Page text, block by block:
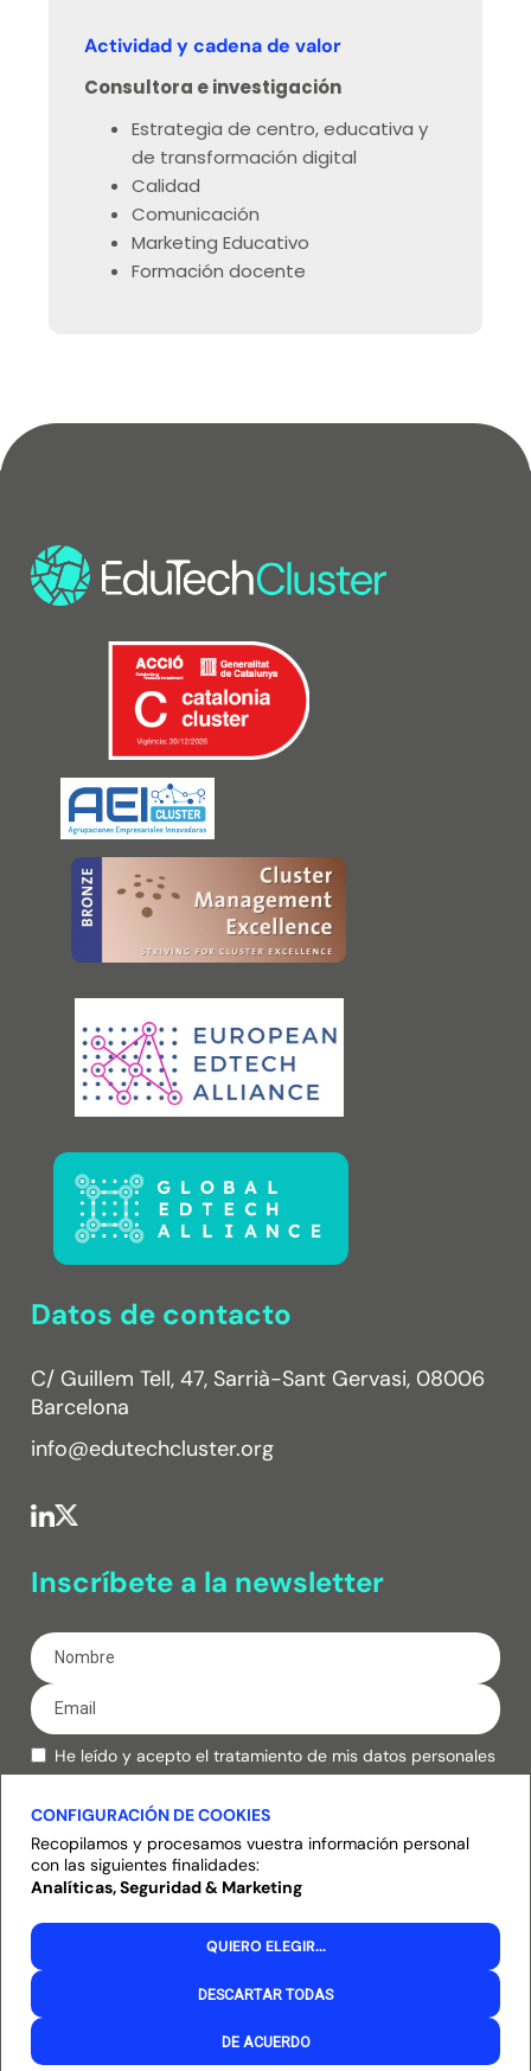
Actividad y cadena de valor
Consultora e investigación
Estrategia de centro, educativa y
de transformación digital
Calidad
Comunicación
Marketing Educativo
Formación docente
Datos de contacto
C/ Guillem Tell, 47, Sarrià-Sant Gervasi, 08006
Barcelona
info@edutechcluster.org
Inscríbete a la newsletter
He leído y acepto el tratamiento de mis datos personales
de acuerdo con lapolítica de privacidad.
Política de privacidad
Aviso legal
Powered and designed by Timtul
CONFIGURACIÓN DE COOKIES
Recopilamos y procesamos vuestra información personal
con las siguientes finalidades:
Analíticas, Seguridad & Marketing
QUIERO ELEGIR...
DESCARTAR TODAS
DE ACUERDO